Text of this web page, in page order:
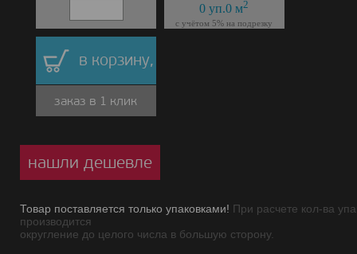
0 уп.0 м2
с учётом 5% на подрезку
в корзину,
заказ в 1 клик
нашли дешевле
Товар поставляется только упаковками! При расчете кол-ва
производится
округление до целого числа в большую сторону.